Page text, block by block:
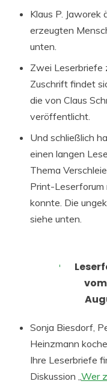
Klaus P.
erzeugten
unten.
Zwei Leserbriefe
Zuschrift findet
die von Claus
veröffentlicht.
Und schließlich
einen langen
Thema
Print-
konnte. Die
siehe unten.
Sonja Biesdorf,
Heinzmann
Ihre Leserbriefe
Diskussion „Wer